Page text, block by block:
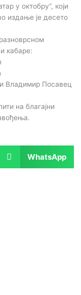
у октобру“, који
издање је десето
кабаре:
Владимир Посавец
на благајни
WhatsApp